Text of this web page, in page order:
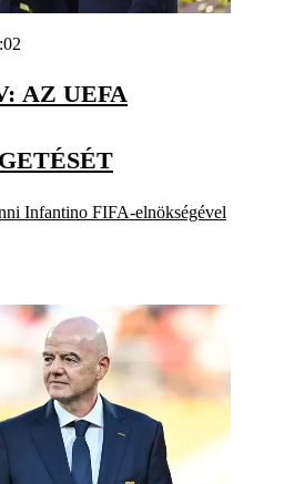
AZ UEFA
Infantino FIFA-elnökségével